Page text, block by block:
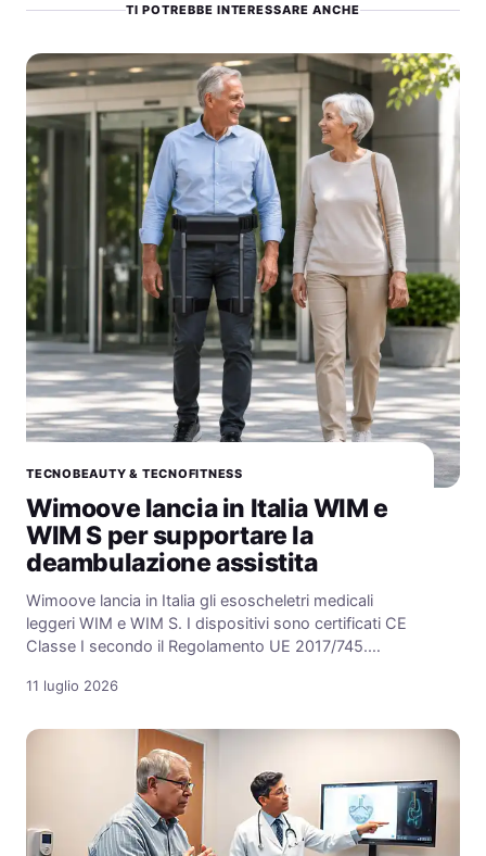
TI POTREBBE INTERESSARE ANCHE
TECNOBEAUTY & TECNOFITNESS
Wimoove lancia in Italia WIM e
WIM S per supportare la
deambulazione assistita
Wimoove lancia in Italia gli esoscheletri medicali
leggeri WIM e WIM S. I dispositivi sono certificati CE
Classe I secondo il Regolamento UE 2017/745.…
11 luglio 2026